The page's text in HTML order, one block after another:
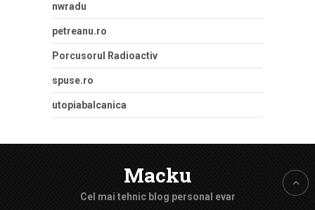
nwradu
petreanu.ro
Porcusorul Radioactiv
spuse.ro
utopiabalcanica
Macku
Cel mai tehnic blog personal evar